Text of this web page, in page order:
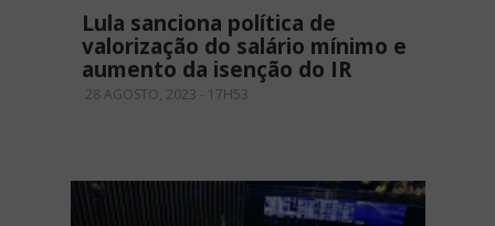
Lula sanciona política de
valorização do salário mínimo e
aumento da isenção do IR
28 AGOSTO, 2023 - 17H53